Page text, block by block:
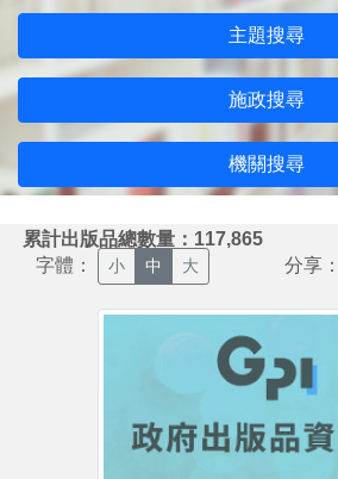
主題搜尋
施政搜尋
機關搜尋
累計出版品總數量：117,865
字體： 小 中 大 分享：